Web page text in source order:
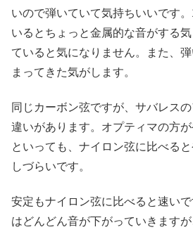
いので弾いていて気持ちいいです
いるとちょっと金属的な音がする
ていると気になりません。また、
まってきた気がします。
同じカーボン弦ですが、サバレス
違いがあります。オプティマの方が
といっても、ナイロン弦に比べる
しづらいです。
安定もナイロン弦に比べると速い
はどんどん音が下がっていきます